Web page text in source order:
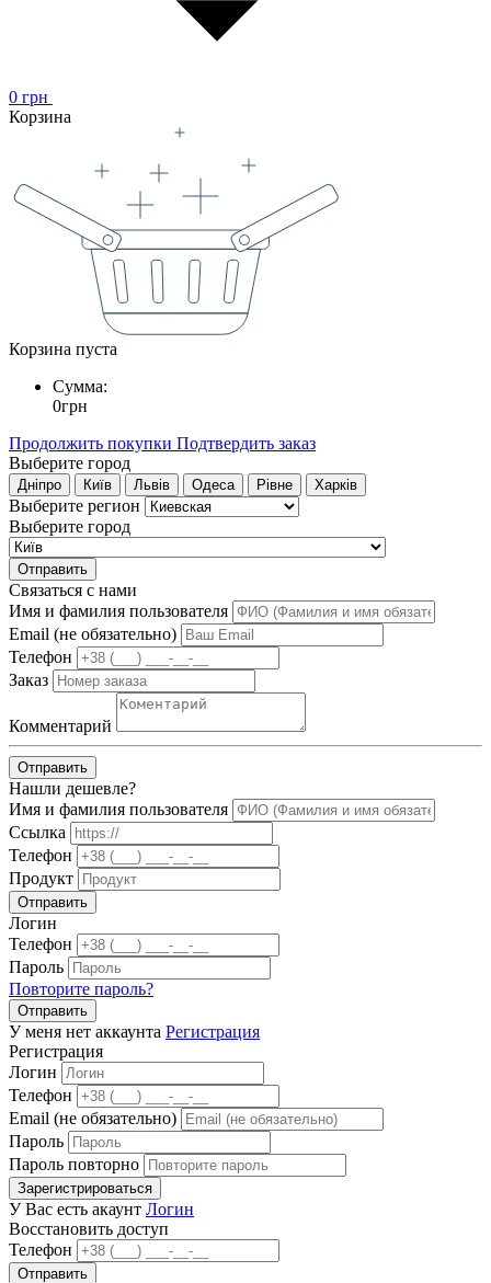
0 грн
Корзина
Корзина пуста
Сумма:
0грн
Продолжить покупки Подтвердить заказ
Выберите город
Дніпро Київ Львів Одеса Рівне Харків
Выберите регион
Выберите город
Отправить
Связаться с нами
Имя и фамилия пользователя
Email (не обязательно)
Телефон
Заказ
Комментарий
Отправить
Нашли дешевле?
Имя и фамилия пользователя
Ссылка
Телефон
Продукт
Отправить
Логин
Телефон
Пароль
Повторите пароль?
Отправить
У меня нет аккаунта Регистрация
Регистрация
Логин
Телефон
Email (не обязательно)
Пароль
Пароль повторно
Зарегистрироваться
У Вас есть акаунт Логин
Восстановить доступ
Телефон
Отправить